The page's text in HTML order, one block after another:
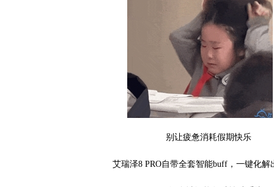
别让疲惫消耗假期快乐
艾瑞泽8 PRO自带全套智能buff，一键化解